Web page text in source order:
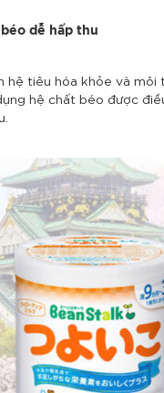
dễ hấp thu
hệ tiêu hóa khỏe và
hệ chất béo được